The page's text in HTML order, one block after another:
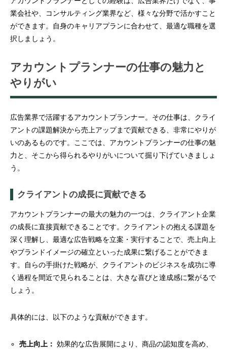
業会社や、コンサルティング業界など、様々な分野で活かすこと
ができます。自身のキャリアプランに合わせて、最適な職種を選
択しましょう。
アカウントプランナーの仕事の魅力と
やりがい
広告業界で活躍するアカウントプランナー。その仕事は、クライ
アントの課題解決から売上アップまで貢献できる、非常にやりが
いのあるものです。ここでは、アカウントプランナーの仕事の魅
力と、そこから得られるやりがいについて掘り下げていきましょ
う。
クライアントの成長に貢献できる
アカウントプランナーの最大の魅力の一つは、クライアント企業
の成長に直接貢献できることです。クライアントの抱える課題を
深く理解し、最適な広告戦略を立案・実行することで、売上向上
やブランドイメージの確立といった成果に繋げることができま
す。自らの手掛けた戦略が、クライアントのビジネスを成功に導
く過程を間近で見られることは、大きな喜びと達成感に繋がるで
しょう。
具体的には、以下のような貢献ができます。
売上向上： 効果的な広告展開により、商品の認知度を高め、